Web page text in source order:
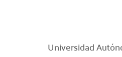
Universidad